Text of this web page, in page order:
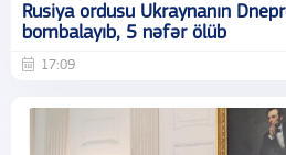
Rusiya ordusu Ukraynanın
bombalayıb, 5 nəfər ölüb
17:09